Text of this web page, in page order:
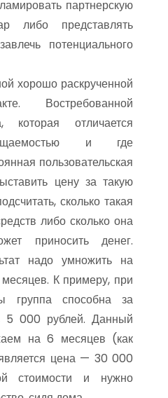
партнерскую
либо представлять
потенциального
хорошо раскрученной
Востребованной
которая отличается
и где
пользовательская
цену за такую
сколько такая
либо сколько она
приносить денег.
надо умножить на
К примеру, при
группа способна за
5 000 рублей. Данный
на 6 месяцев (как
цена — 30 000
стоимости и нужно